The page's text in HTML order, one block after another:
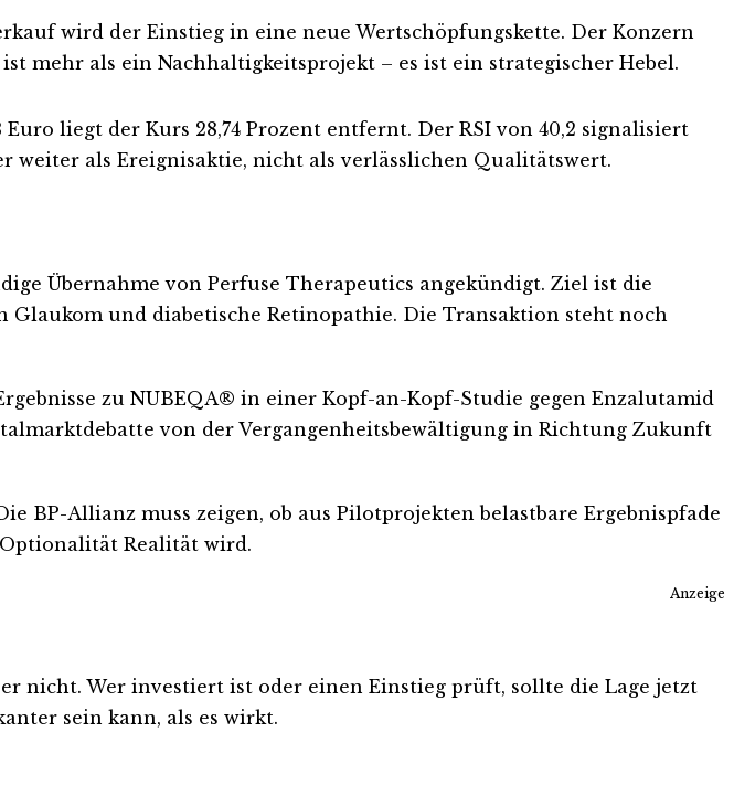
wird der Einstieg in eine neue Wertschöpfungskette. Der Konzern
mehr als ein Nachhaltigkeitsprojekt – es ist ein strategischer Hebel.
liegt der Kurs 28,74 Prozent entfernt. Der RSI von 40,2 signalisiert
weiter als Ereignisaktie, nicht als verlässlichen Qualitätswert.
Übernahme von Perfuse Therapeutics angekündigt. Ziel ist die
Glaukom und diabetische Retinopathie. Die Transaktion steht noch
zu NUBEQA® in einer Kopf-an-Kopf-Studie gegen Enzalutamid
von der Vergangenheitsbewältigung in Richtung Zukunft
BP-Allianz muss zeigen, ob aus Pilotprojekten belastbare Ergebnispfade
Realität wird.
Anzeige
nicht. Wer investiert ist oder einen Einstieg prüft, sollte die Lage jetzt
sein kann, als es wirkt.